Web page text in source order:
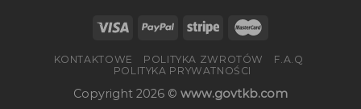
KONTAKTOWE POLITYKA ZWROTÓW
F.A.Q
POLITYKA PRYWATNOŚCI
Copyright 2026 © www.govtkb.com